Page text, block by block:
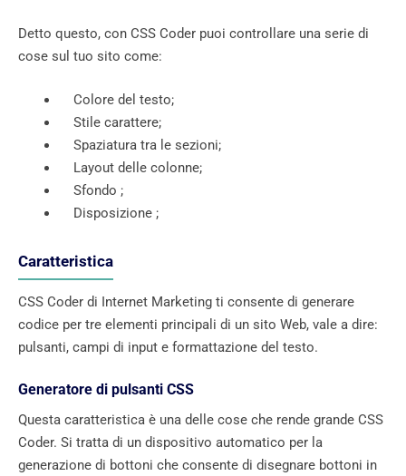
Detto questo, con CSS Coder puoi controllare una serie di
cose sul tuo sito come:
Colore del testo;
Stile carattere;
Spaziatura tra le sezioni;
Layout delle colonne;
Sfondo ;
Disposizione ;
Caratteristica
CSS Coder di Internet Marketing ti consente di generare
codice per tre elementi principali di un sito Web, vale a dire:
pulsanti, campi di input e formattazione del testo.
Generatore di pulsanti CSS
Questa caratteristica è una delle cose che rende grande CSS
Coder. Si tratta di un dispositivo automatico per la
generazione di bottoni che consente di disegnare bottoni in